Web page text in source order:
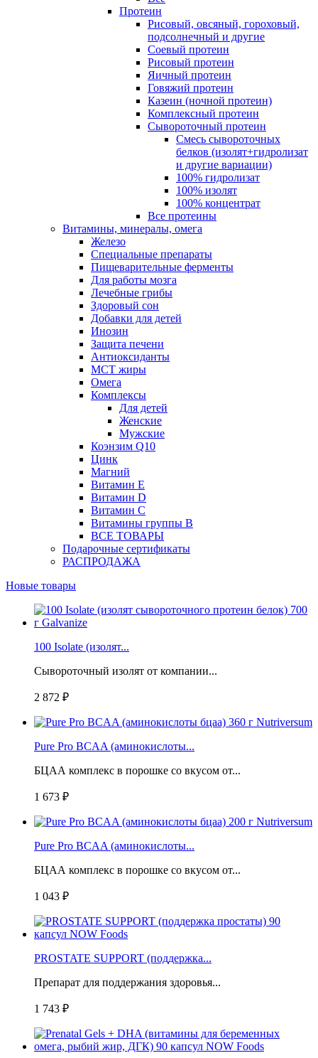
Протеин
Рисовый, овсяный, гороховый,
подсолнечный и другие
Соевый протеин
Рисовый протеин
Яичный протеин
Говяжий протеин
Казеин (ночной протеин)
Комплексный протеин
Сывороточный протеин
Смесь сывороточных
белков (изолят+гидролизат
и другие вариации)
100% гидролизат
100% изолят
100% концентрат
Все протеины
Витамины, минералы, омега
Железо
Специальные препараты
Пищеварительные ферменты
Для работы мозга
Лечебные грибы
Здоровый сон
Добавки для детей
Инозин
Защита печени
Антиоксиданты
МСТ жиры
Омега
Комплексы
Для детей
Женские
Мужские
Коэнзим Q10
Цинк
Магний
Витамин Е
Витамин D
Витамин С
Витамины группы B
ВСЕ ТОВАРЫ
Подарочные сертификаты
РАСПРОДАЖА
Новые товары
100 Isolate (изолят...
Сывороточный изолят от компании...
2 872 ₽
Pure Pro BCAA (аминокислоты...
БЦАА комплекс в порошке со вкусом от...
1 673 ₽
Pure Pro BCAA (аминокислоты...
БЦАА комплекс в порошке со вкусом от...
1 043 ₽
PROSTATE SUPPORT (поддержка...
Препарат для поддержания здоровья...
1 743 ₽